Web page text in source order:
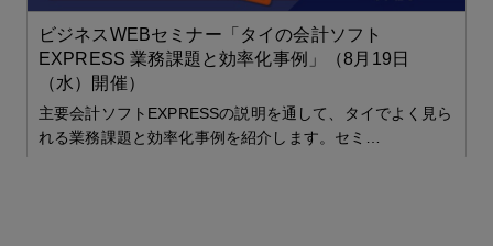
ビジネスWEBセミナー「タイの会計ソフト
EXPRESS 業務課題と効率化事例」（8月19日
（水）開催）
主要会計ソフトEXPRESSの説明を通して、タイでよく見ら
れる業務課題と効率化事例を紹介します。セミ…